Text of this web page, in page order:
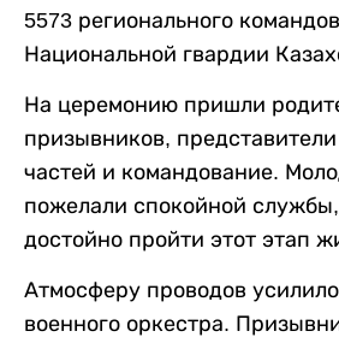
5573 регионального
Национальной гвардии
На церемонию пришли
призывников,
частей и командование.
пожелали спокойной
достойно пройти этот этап
Атмосферу проводов
военного оркестра.